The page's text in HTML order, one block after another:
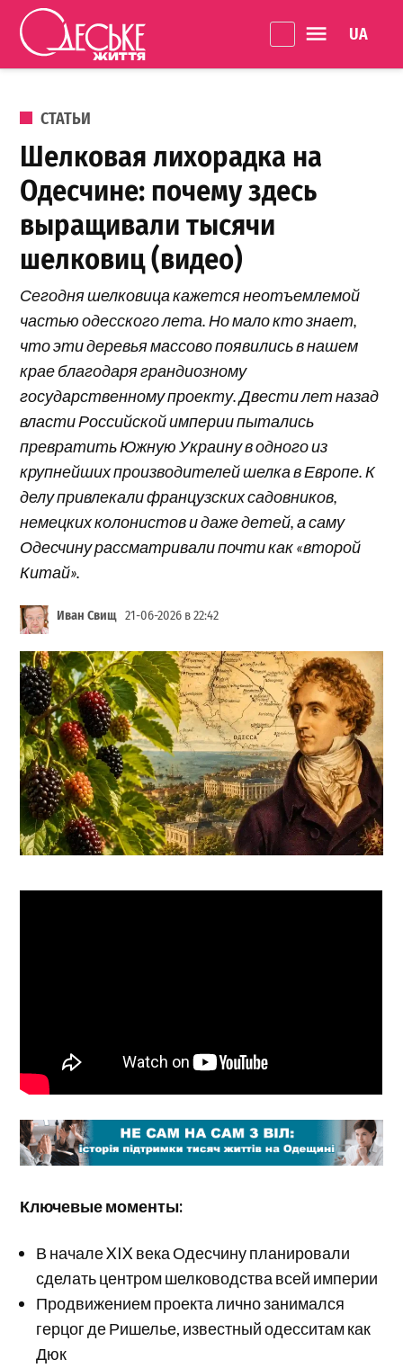
Перейти к содержанию
життя
ОПУБЛИКОВАНО В
СТАТЬИ
Шелковая лихорадка на
Одесчине: почему здесь
выращивали тысячи
шелковиц (видео)
Сегодня шелковица кажется неотъемлемой
частью одесского лета. Но мало кто знает,
что эти деревья массово появились в нашем
крае благодаря грандиозному
государственному проекту. Двести лет назад
власти Российской империи пытались
превратить Южную Украину в одного из
крупнейших производителей шелка в Европе. К
делу привлекали французских садовников,
немецких колонистов и даже детей, а саму
Одесчину рассматривали почти как «второй
Китай».
Иван Свищ 21-06-2026 в 22:42
Ключевые моменты:
В начале XIX века Одесчину планировали
сделать центром шелководства всей империи
Продвижением проекта лично занимался
герцог де Ришелье, известный одесситам как
Дюк